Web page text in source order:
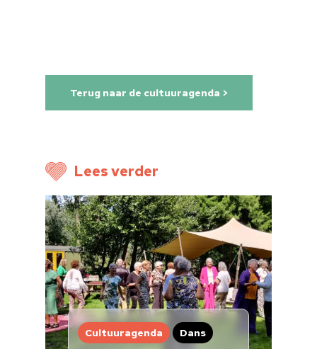
Terug naar de cultuuragenda >
Lees verder
Cultuuragenda Dans